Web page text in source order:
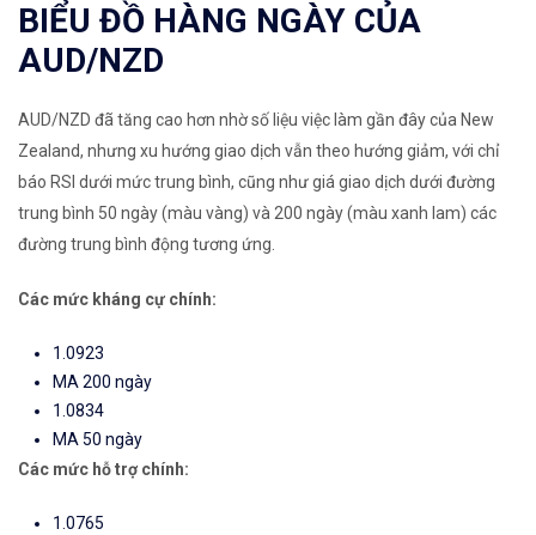
BIỂU ĐỒ HÀNG NGÀY CỦA
AUD/NZD
AUD/NZD đã tăng cao hơn nhờ số liệu việc làm gần đây của New
Zealand, nhưng xu hướng giao dịch vẫn theo hướng giảm, với chỉ
báo RSI dưới mức trung bình, cũng như giá giao dịch dưới đường
trung bình 50 ngày (màu vàng) và 200 ngày (màu xanh lam) các
đường trung bình động tương ứng.
Các mức kháng cự chính:
1.0923
MA 200 ngày
1.0834
MA 50 ngày
Các mức hỗ trợ chính:
1.0765